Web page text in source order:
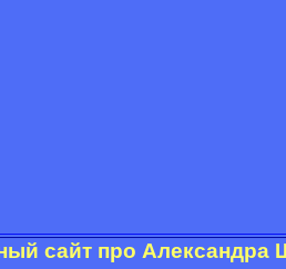
сайт про Александра